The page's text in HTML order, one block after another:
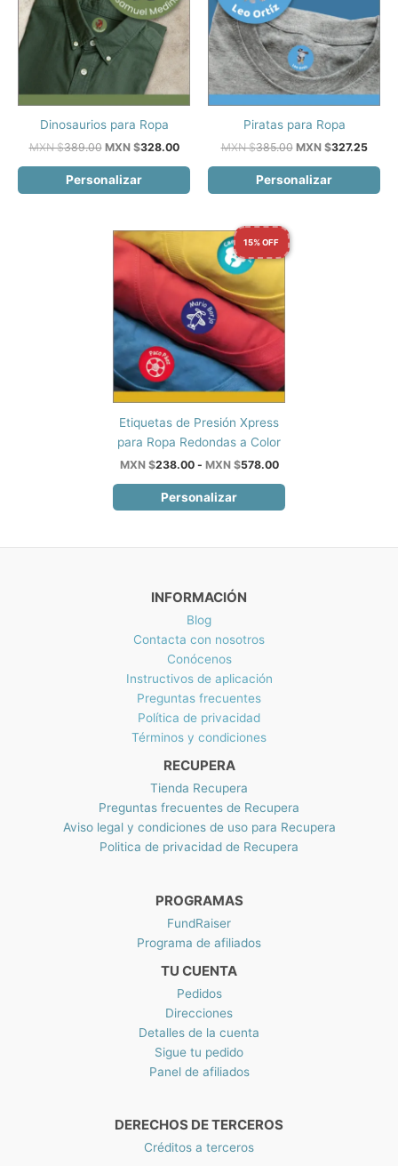
Dinosaurios para Ropa
MXN $389.00 El
original
MXN $328.00El
actual
es:
Personalizar
Piratas para Ropa
MXN $385.00 El
original
MXN $327.25El
es:
Personalizar
15% OFF
Etiquetas de Presión Xpress
para Ropa Redondas a Color
MXN $238.00 - MXN $578.00Rango
precios:
desde
hasta
Personalizar
Este
producto
tiene
variantes.
producto
INFORMACIÓN
Blog
Contacta con nosotros
Conócenos
Instructivos de aplicación
Preguntas frecuentes
Política de privacidad
Términos y condiciones
RECUPERA
Tienda Recupera
Preguntas frecuentes de Recupera
Aviso legal y condiciones de uso para Recupera
Politica de privacidad de Recupera
PROGRAMAS
FundRaiser
Programa de afiliados
TU CUENTA
Pedidos
Direcciones
Detalles de la cuenta
Sigue tu pedido
Panel de afiliados
DERECHOS DE TERCEROS
Créditos a terceros